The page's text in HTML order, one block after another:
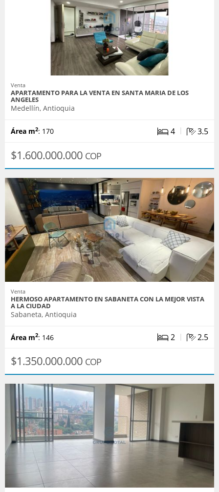
Venta
APARTAMENTO PARA LA VENTA EN SANTA MARIA DE LOS
ANGELES
Medellín, Antioquia
Área m2: 170 4 | 3.5
$1.600.000.000 COP
Venta
HERMOSO APARTAMENTO EN SABANETA CON LA MEJOR VISTA
A LA CIUDAD
Sabaneta, Antioquia
Área m2: 146 2 | 2.5
$1.350.000.000 COP